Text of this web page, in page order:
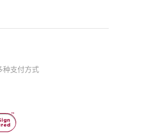
种支付方式